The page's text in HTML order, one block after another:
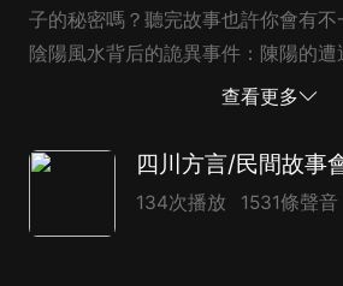
子的秘密嗎？聽完故事也許你會有
陰陽風水背后的詭異事件：陳陽的遭
反應 04:03 神秘的風水先生和失蹤
象的背后原因揭秘！
查看更多
134次播放 1531條聲音